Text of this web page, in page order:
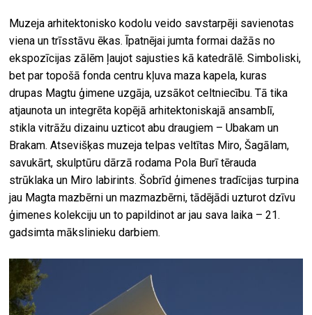
Muzeja arhitektonisko kodolu veido savstarpēji savienotas
viena un trīsstāvu ēkas. Īpatnējai jumta formai dažās no
ekspozīcijas zālēm ļaujot sajusties kā katedrālē. Simboliski,
bet par topošā fonda centru kļuva maza kapela, kuras
drupas Magtu ģimene uzgāja, uzsākot celtniecību. Tā tika
atjaunota un integrēta kopējā arhitektoniskajā ansamblī,
stikla vitrāžu dizainu uzticot abu draugiem – Ubakam un
Brakam. Atsevišķas muzeja telpas veltītas Miro, Šagālam,
savukārt, skulptūru dārzā rodama Pola Burī tērauda
strūklaka un Miro labirints. Šobrīd ģimenes tradīcijas turpina
jau Magta mazbērni un mazmazbērni, tādējādi uzturot dzīvu
ģimenes kolekciju un to papildinot ar jau sava laika – 21.
gadsimta mākslinieku darbiem.